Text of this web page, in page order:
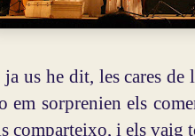
us he dit, les cares
em sorprenien els
comparteixo, i els vaig